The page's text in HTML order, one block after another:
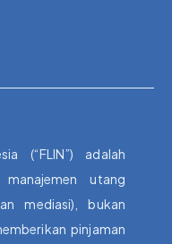
(“FLIN”) adalah
utang
mediasi), bukan
pinjaman